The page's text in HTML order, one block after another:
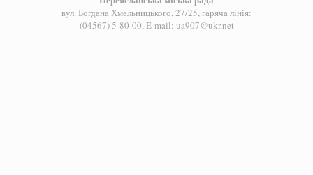
вул. Богдана Хмельницького, 27/25, гаряча лінія:
(04567) 5-80-00, E-mail: ua907@ukr.net